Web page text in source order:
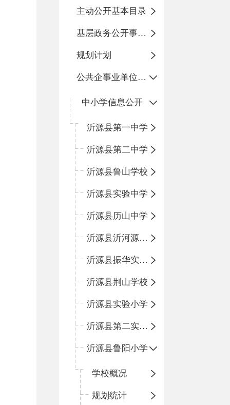
主动公开基本目录
基层政务公开事项标准目录
规划计划
公共企事业单位信息公开
中小学信息公开
沂源县第一中学
沂源县第二中学
沂源县鲁山学校
沂源县实验中学
沂源县历山中学
沂源县沂河源学校
沂源县振华实验学校
沂源县荆山学校
沂源县实验小学
沂源县第二实验小学
沂源县鲁阳小学
学校概况
规划统计